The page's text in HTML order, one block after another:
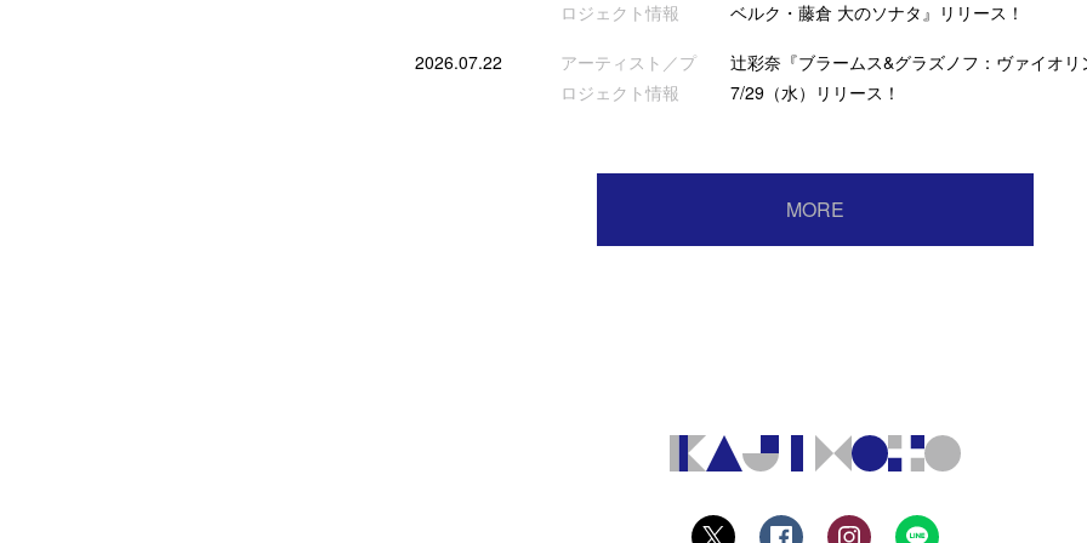
ロジェクト情報
ベルク・藤倉 大のソナタ』リリース！
2026.07.22
アーティスト／プ
ロジェクト情報
辻彩奈『ブラームス&グラズノフ：ヴァイオリ
7/29（水）リリース！
MORE